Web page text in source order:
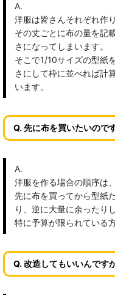
A.
洋服は皆さんそれぞれ作
その丈ごとに布の量を記
さになってしまいます。
そこで1/10サイズの型紙
さにして枠に並べれば計
います。
Q. 先に布を買いたいので
A.
洋服を作る場合の順序は
先に布を買ってから型紙
り、逆に大量に余ったり
特に予算が限られている
Q. 改造してもいいんです